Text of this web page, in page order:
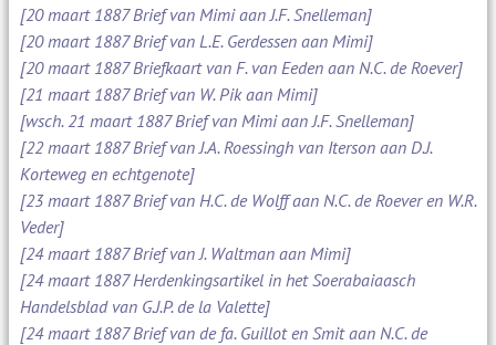
[20 maart 1887 Brief van Mimi aan J.F. Snelleman]
[20 maart 1887 Brief van L.E. Gerdessen aan Mimi]
[20 maart 1887 Briefkaart van F. van Eeden aan N.C. de Roever]
[21 maart 1887 Brief van W. Pik aan Mimi]
[wsch. 21 maart 1887 Brief van Mimi aan J.F. Snelleman]
[22 maart 1887 Brief van J.A. Roessingh van Iterson aan D.J.
Korteweg en echtgenote]
[23 maart 1887 Brief van H.C. de Wolff aan N.C. de Roever en W.R.
Veder]
[24 maart 1887 Brief van J. Waltman aan Mimi]
[24 maart 1887 Herdenkingsartikel in het Soerabaiaasch
Handelsblad van G.J.P. de la Valette]
[24 maart 1887 Brief van de fa. Guillot en Smit aan N.C. de